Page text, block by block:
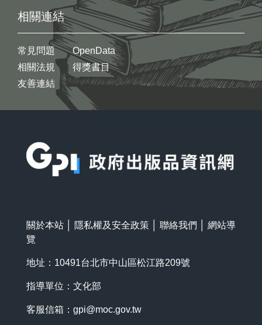
相關連結
常見問題
相關法規
友善連結
OpenData
得獎書目
關於本站 隱私權及安全政策 聯絡我們
網站導
覽
地址：10491台北市中山區松江路209號
指導單位：文化部
客服信箱： gpi@moc.gov.tw